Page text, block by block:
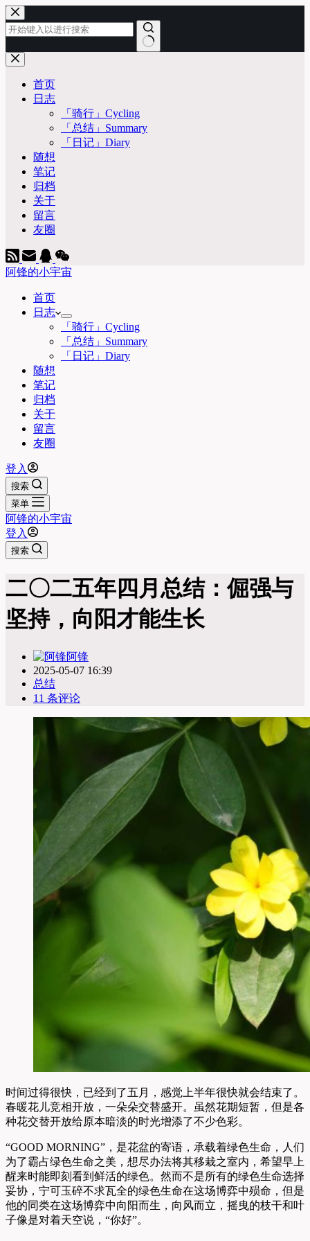
跳
至
内
容
无
首页
日志
「骑行」Cycling
「总结」Summary
「日记」Diary
随想
笔记
归档
关于
留言
友圈
阿锋的小宇宙
首页
日志
「骑行」Cycling
「总结」Summary
「日记」Diary
随想
笔记
归档
关于
留言
友圈
登入
搜索
菜单
阿锋的小宇宙
登入
搜索
二〇二五年四月总结：倔强与
坚持，向阳才能生长
阿锋
2025-05-07 16:39
总结
11 条评论
时间过得很快，已经到了五月，感觉上半年很快就会结束了。
春暖花儿竞相开放，一朵朵交替盛开。虽然花期短暂，但是各
种花交替开放给原本暗淡的时光增添了不少色彩。
“GOOD MORNING”，是花盆的寄语，承载着绿色生命，人们
为了霸占绿色生命之美，想尽办法将其移栽之室内，希望早上
醒来时能即刻看到鲜活的绿色。然而不是所有的绿色生命选择
妥协，宁可玉碎不求瓦全的绿色生命在这场博弈中殒命，但是
他的同类在这场博弈中向阳而生，向风而立，摇曳的枝干和叶
子像是对着天空说，“你好”。